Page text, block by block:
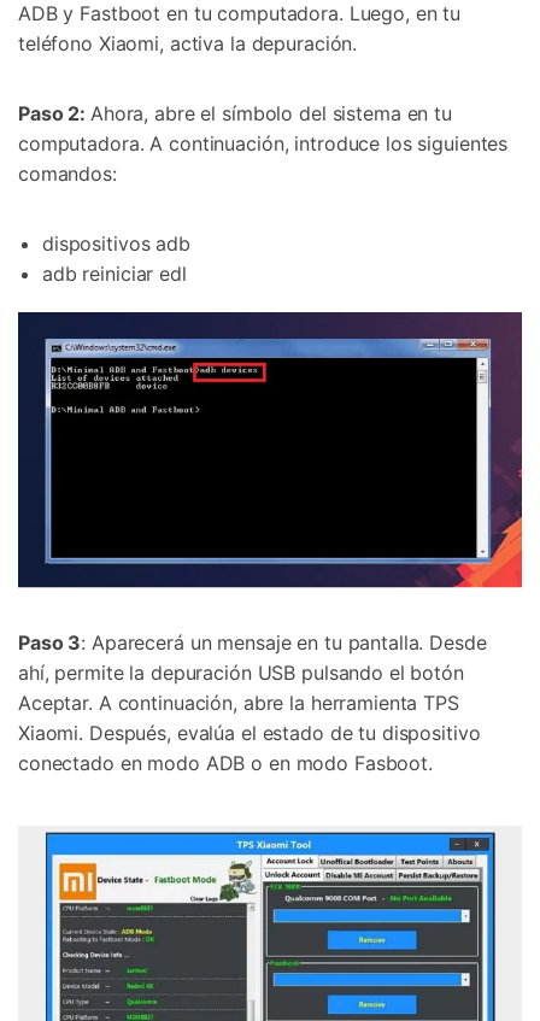
ADB y Fastboot en tu computadora. Luego, en tu
teléfono Xiaomi, activa la depuración.
Paso 2: Ahora, abre el símbolo del sistema en tu
computadora. A continuación, introduce los siguientes
comandos:
dispositivos adb
adb reiniciar edl
Paso 3: Aparecerá un mensaje en tu pantalla. Desde
ahí, permite la depuración USB pulsando el botón
Aceptar. A continuación, abre la herramienta TPS
Xiaomi. Después, evalúa el estado de tu dispositivo
conectado en modo ADB o en modo Fasboot.